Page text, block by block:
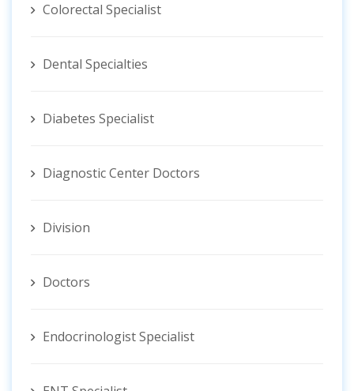
Colorectal Specialist
Dental Specialties
Diabetes Specialist
Diagnostic Center Doctors
Division
Doctors
Endocrinologist Specialist